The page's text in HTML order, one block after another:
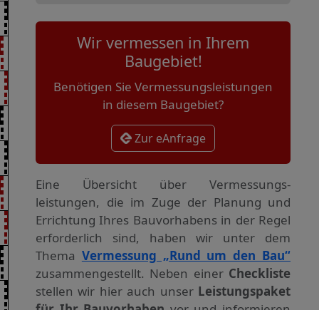
Wir vermessen in Ihrem
Baugebiet!
Benötigen Sie Vermessungsleistungen
in diesem Baugebiet?
Zur eAnfrage
Eine Übersicht über Vermessungs­
leistungen, die im Zuge der Planung und
Errichtung Ihres Bauvorhabens in der Regel
erforderlich sind, haben wir unter dem
Thema Vermessung „Rund um den Bau“
zusammengestellt. Neben einer Checkliste
stellen wir hier auch unser Leistungspaket